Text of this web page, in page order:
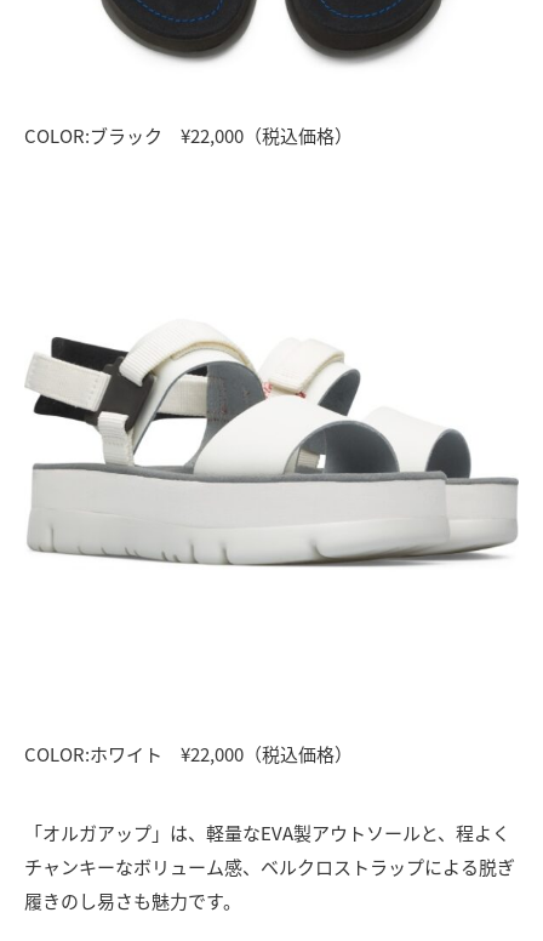
COLOR:ブラック ¥22,000（税込価格）
COLOR:ホワイト ¥22,000（税込価格）
「オルガアップ」は、 軽量なEVA製アウトソールと、程よく
チャンキーなボリューム感、 ベルクロストラップによる脱ぎ
履きのし易さも魅力です。